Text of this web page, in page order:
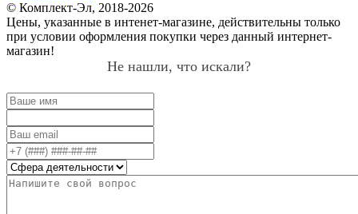
© Комплект-Эл, 2018-2026
Цены, указанные в интенет-магазине, действительны только
при условии оформления покупки через данный интернет-
магазин!
Не нашли, что искали?